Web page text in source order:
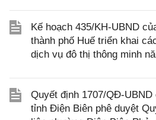
Kế hoạch 435/KH-UBND
thành phố Huế triển khai
dịch vụ đô thị thông minh
Quyết định 1707/QĐ-UBND
tỉnh Điện Biên phê duyệt